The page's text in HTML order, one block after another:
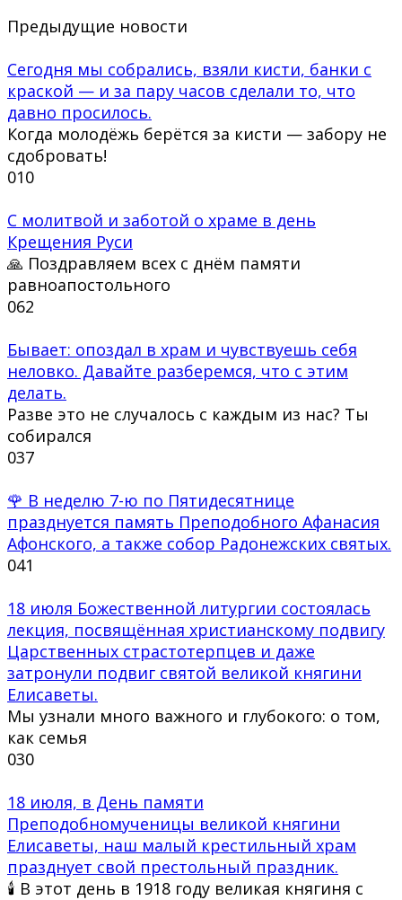
Предыдущие новости
Сегодня мы собрались, взяли кисти, банки с
краской — и за пару часов сделали то, что
давно просилось.
Когда молодёжь берётся за кисти — забору не
сдобровать!
010
С молитвой и заботой о храме в день
Крещения Руси
🙏 Поздравляем всех с днём памяти
равноапостольного
062
Бывает: опоздал в храм и чувствуешь себя
неловко. Давайте разберемся, что с этим
делать.
Разве это не случалось с каждым из нас? Ты
собирался
037
🌹 В неделю 7-ю по Пятидесятнице
празднуется память Преподобного Афанасия
Афонского, а также собор Радонежских святых.
041
18 июля Божественной литургии состоялась
лекция, посвящённая христианскому подвигу
Царственных страстотерпцев и даже
затронули подвиг святой великой княгини
Елисаветы.
Мы узнали много важного и глубокого: о том,
как семья
030
18 июля, в День памяти
Преподобномученицы великой княгини
Елисаветы, наш малый крестильный храм
празднует свой престольный праздник.
🕯 В этот день в 1918 году великая княгиня с